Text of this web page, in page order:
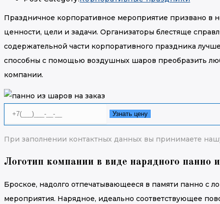
Праздничное корпоративное мероприятие призвано в
ценности, цели и задачи. Организаторы блестяще
содержательной части корпоративного праздника
способны с помощью воздушных шаров преобразить
компании.
Узнать цену
При заполнении контактных данных вы принимаете
Логотип компании в виде нарядного панно
Броское, надолго отпечатывающееся в памяти панно с
мероприятия. Нарядное, идеально соответствующее